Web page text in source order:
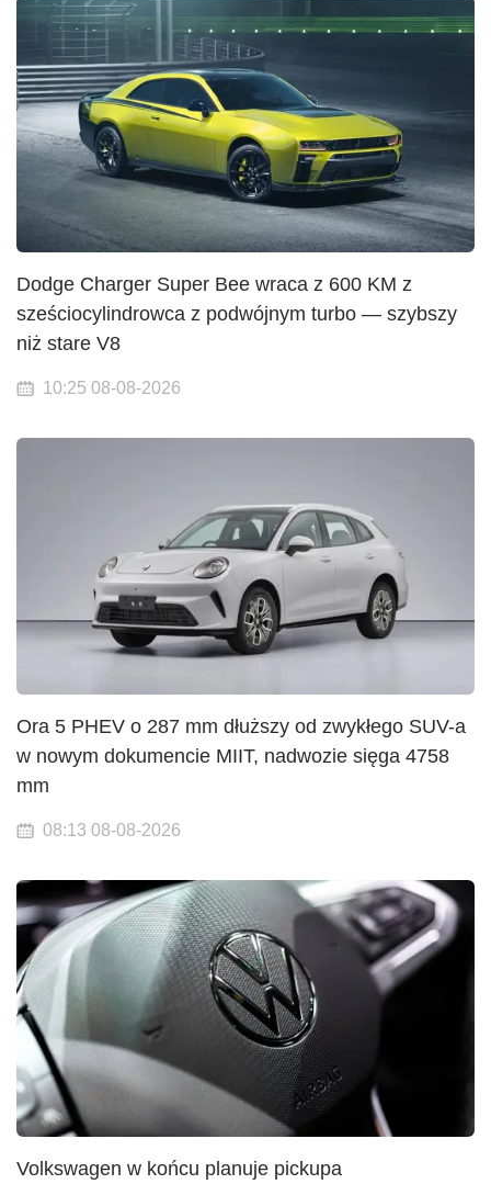
Dodge Charger Super Bee wraca z 600 KM z
sześciocylindrowca z podwójnym turbo — szybszy
niż stare V8
10:25 08-08-2026
Ora 5 PHEV o 287 mm dłuższy od zwykłego SUV-a
w nowym dokumencie MIIT, nadwozie sięga 4758
mm
08:13 08-08-2026
Volkswagen w końcu planuje pickupa